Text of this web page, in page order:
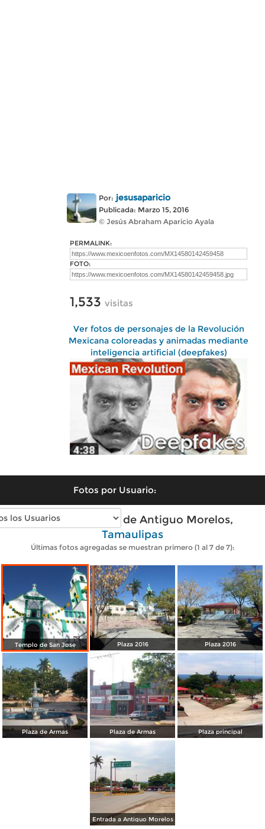
Por: jesusaparicio
Publicada: Marzo 15, 2016
© Jesús Abraham Aparicio Ayala
PERMALINK:
FOTO:
1,533 visitas
Ver fotos de personajes de la Revolución
Mexicana coloreadas y animadas mediante
inteligencia artificial (deepfakes)
Fotos por Usuario:
Fotos modernas de Antiguo Morelos,
Tamaulipas
Últimas fotos agregadas se muestran primero (1 al 7 de 7):
Templo de San Jose Plaza 2016 Plaza 2016
Plaza de Armas Plaza de Armas Plaza principal
Entrada a Antiguo Morelos